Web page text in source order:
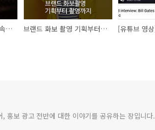
오스카 시상식 스웨그백 속에 있는 그 NFT 카드 브랜드 화보 촬영 기획부터 촬영 스틸컷 까지
홍보 광고 전반에 대한 이야기를 공유하는 장입니다.